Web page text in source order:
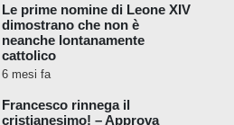
farlo'".
SJ
Francesco ha
eresie su così tanti
Le prime nomine di Leone XIV
dimostrano che non è
neanche lontanamente
cattolico
6 mesi fa
Francesco rinnega il
cristianesimo! – Approva